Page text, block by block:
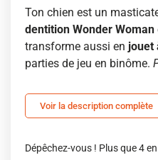
Ton chien est un
dentition Wonder Woman
transforme aussi en jouet
parties de jeu en binôme.
Voir la description complète
Dépêchez-vous ! Plus que 4